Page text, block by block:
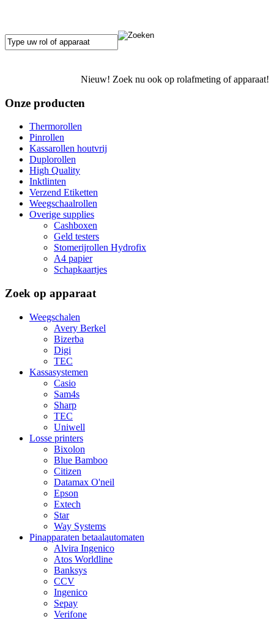
Nieuw! Zoek nu ook op rolafmeting of apparaat!
Onze producten
Thermorollen
Pinrollen
Kassarollen houtvrij
Duplorollen
High Quality
Inktlinten
Verzend Etiketten
Weegschaalrollen
Overige supplies
Cashboxen
Geld testers
Stomerijrollen Hydrofix
A4 papier
Schapkaartjes
Zoek op apparaat
Weegschalen
Avery Berkel
Bizerba
Digi
TEC
Kassasystemen
Casio
Sam4s
Sharp
TEC
Uniwell
Losse printers
Bixolon
Blue Bamboo
Citizen
Datamax O'neil
Epson
Extech
Star
Way Systems
Pinapparaten betaalautomaten
Alvira Ingenico
Atos Worldline
Banksys
CCV
Ingenico
Sepay
Verifone